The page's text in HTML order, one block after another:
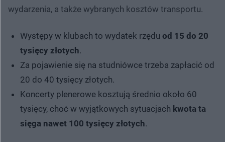
wydarzenia, a także wybranych kosztów transportu.
Występy w klubach to wydatek rzędu od 15 do 20
tysięcy złotych.
Za pojawienie się na studniówce trzeba zapłacić od
20 do 40 tysięcy złotych.
Koncerty plenerowe kosztują średnio około 60
tysięcy, choć w wyjątkowych sytuacjach kwota ta
sięga nawet 100 tysięcy złotych.